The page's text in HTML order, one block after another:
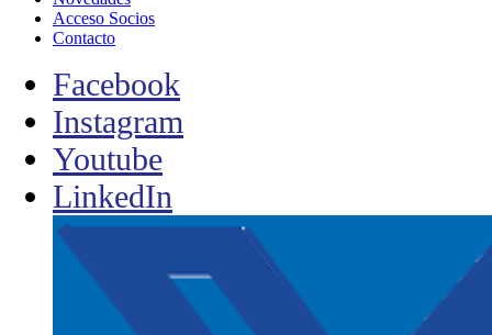
Acceso Socios
Contacto
Facebook
Instagram
Youtube
LinkedIn